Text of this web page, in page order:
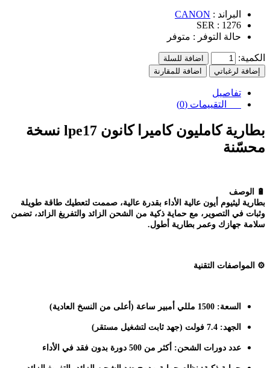
البراند : CANON
SER : 1276
حالة التوفر : متوفر
الكمية:
اضافة للسلة
إضافة لرغباتي
اضافة للمقارنة
تفاصيل
التقييمات (0)
بطارية كامليون كاميرا كانون lpe17 نسخة
محسّنة
🔋
الوصف
بطارية ليثيوم أيون عالية الأداء بقدرة عالية، صممت لتعطيك طاقة طويلة
وثبات في التصوير، مع حماية ذكية من الشحن الزائد والتفريغ الزائد، تضمن
سلامة جهازك وعمر بطارية أطول.
⚙️ المواصفات التقنية
السعة: 1500 مللي أمبير ساعة (أعلى من النسخ العادية)
الجهد: 7.4 فولت (جهد ثابت لتشغيل مستقر)
عدد دورات الشحن: أكثر من 500 دورة بدون فقد في الأداء